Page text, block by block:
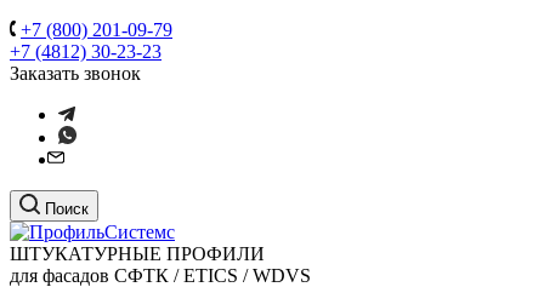
+7 (800) 201-09-79
+7 (4812) 30-23-23
Заказать звонок
Поиск
ШТУКАТУРНЫЕ ПРОФИЛИ
для фасадов СФТК / ETICS / WDVS